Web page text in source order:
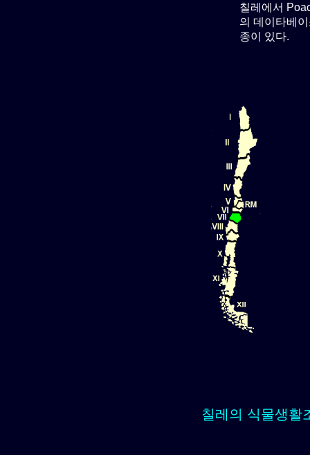
칠레에서
의 데이타베
종이 있다.
칠레의 식물생활